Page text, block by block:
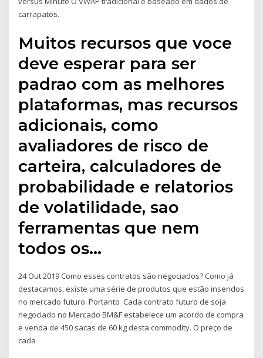
carrapatos.
Muitos recursos que voce
deve esperar para ser
padrao com as melhores
plataformas, mas recursos
adicionais, como
avaliadores de risco de
carteira, calculadores de
probabilidade e relatorios
de volatilidade, sao
ferramentas que nem
todos os…
24 Out 2019 Como esses contratos são negociados? Como já
destacamos, existe uma série de produtos que estão inseridos
no mercado futuro. Portanto Cada contrato futuro de soja
negociado no Mercado BM&F estabelece um acordo de compra
e venda de 450 sacas de 60 kg desta commodity. O preço de
cada